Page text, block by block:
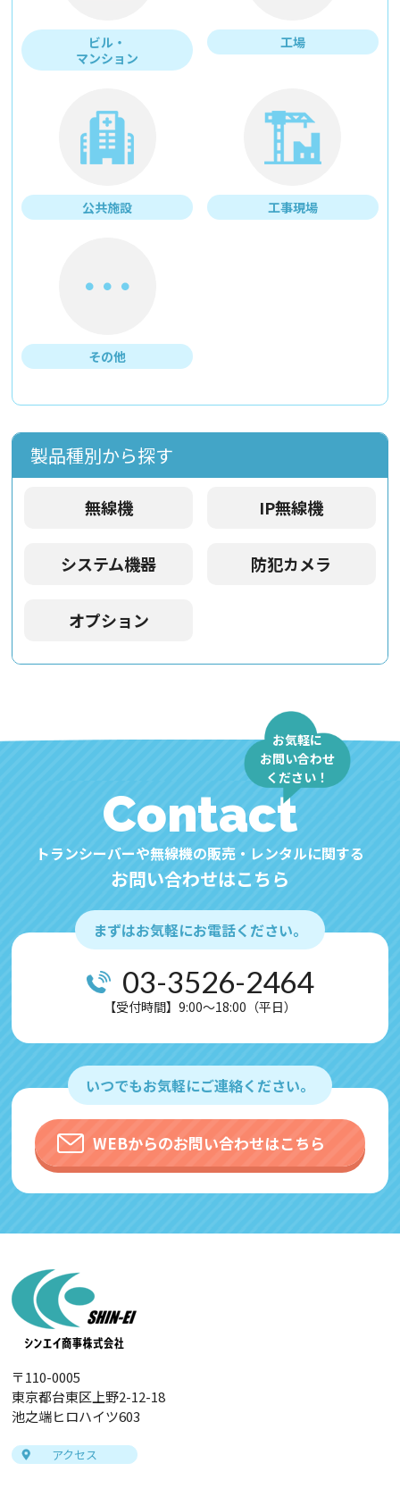
ビル・
マンション
工場
公共施設 工事現場
その他
製品種別から探す
無線機 IP無線機
システム機器 防犯カメラ
オプション
Contact
トランシーバーや無線機の販売・レンタルに関する
お問い合わせはこちら
お気軽に
お問い合わせ
ください！
まずはお気軽にお電話ください。
03-3526-2464
【受付時間】9:00～18:00（平日）
いつでもお気軽にご連絡ください。
WEBからのお問い合わせはこちら
〒110-0005
東京都台東区上野2-12-18
池之端ヒロハイツ603
アクセス